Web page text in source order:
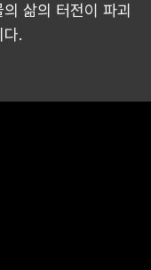
삶의 터전이 파괴
다.